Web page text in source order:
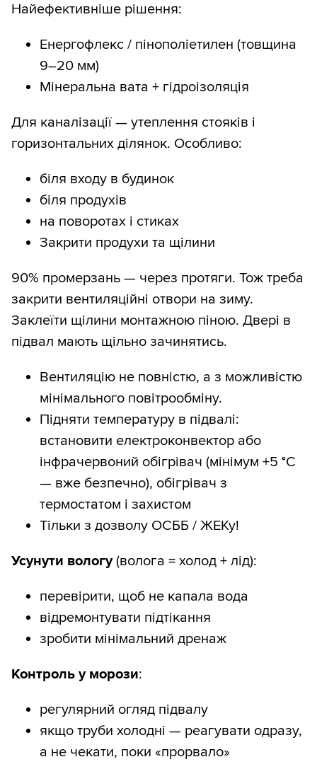
Найефективніше рішення:
Енергофлекс / пінополіетилен (товщина
9–20 мм)
Мінеральна вата + гідроізоляція
Для каналізації — утеплення стояків і
горизонтальних ділянок. Особливо:
біля входу в будинок
біля продухів
на поворотах і стиках
Закрити продухи та щілини
90% промерзань — через протяги. Тож треба
закрити вентиляційні отвори на зиму.
Заклеїти щілини монтажною піною. Двері в
підвал мають щільно зачинятись.
Вентиляцію не повністю, а з можливістю
мінімального повітрообміну.
Підняти температуру в підвалі:
встановити електроконвектор або
інфрачервоний обігрівач (мінімум +5 °C
— вже безпечно), обігрівач з
термостатом і захистом
Тільки з дозволу ОСББ / ЖЕКу!
Усунути вологу(волога = холод + лід):
перевірити, щоб не капала вода
відремонтувати підтікання
зробити мінімальний дренаж
Контроль у морози:
регулярний огляд підвалу
якщо труби холодні — реагувати одразу,
а не чекати, поки «прорвало»